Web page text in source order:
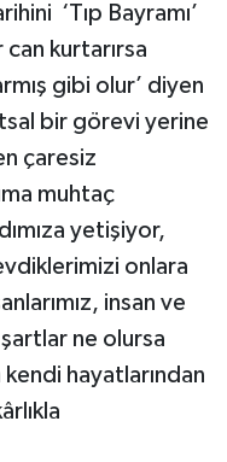
‘Tıp Bayramı’
kurtarırsa
gibi olur’ diyen
bir görevi yerine
çaresiz
muhtaç
yetişiyor,
onlara
insan ve
şartlar ne olursa
hayatlarından